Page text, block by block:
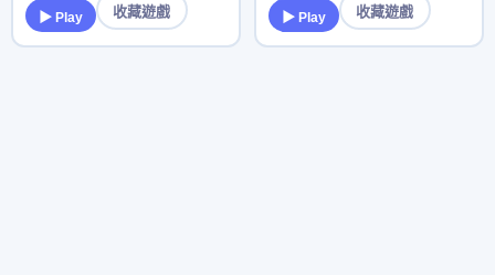
▶ Play 收藏遊戲 ▶ Play 收藏遊戲